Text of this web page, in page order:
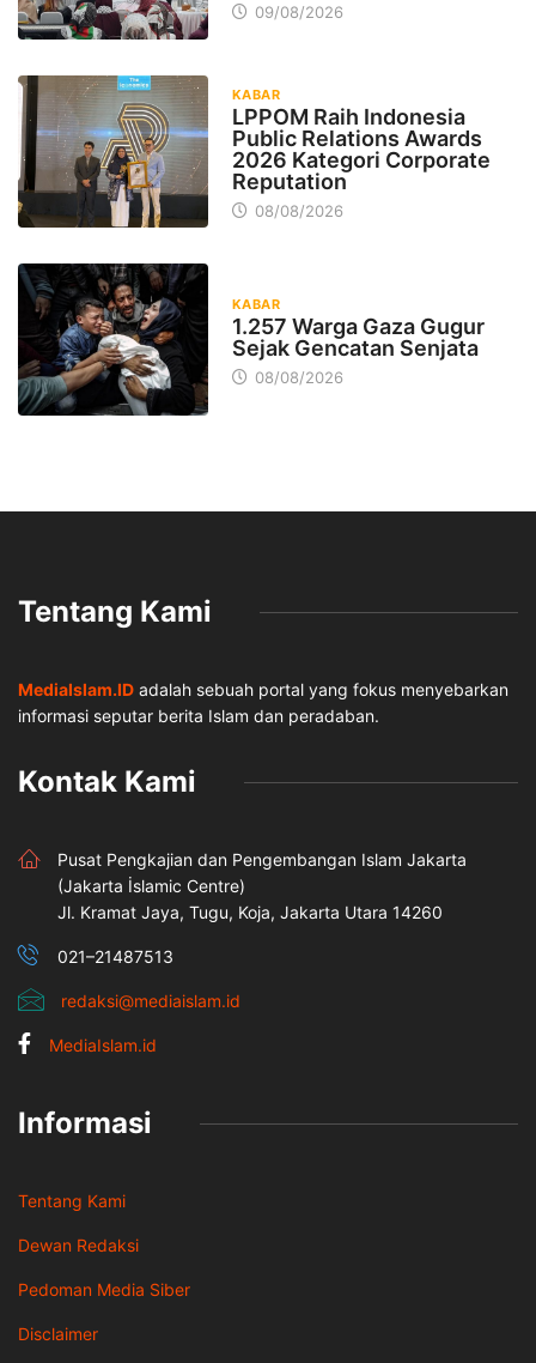
09/08/2026
KABAR
LPPOM Raih Indonesia
Public Relations Awards
2026 Kategori Corporate
Reputation
08/08/2026
KABAR
1.257 Warga Gaza Gugur
Sejak Gencatan Senjata
08/08/2026
Tentang Kami
MediaIslam.ID adalah sebuah portal yang fokus menyebarkan
informasi seputar berita Islam dan peradaban.
Kontak Kami
Pusat Pengkajian dan Pengembangan Islam Jakarta
(Jakarta İslamic Centre)
Jl. Kramat Jaya, Tugu, Koja, Jakarta Utara 14260
021–21487513
redaksi@mediaislam.id
MediaIslam.id
Informasi
Tentang Kami
Dewan Redaksi
Pedoman Media Siber
Disclaimer